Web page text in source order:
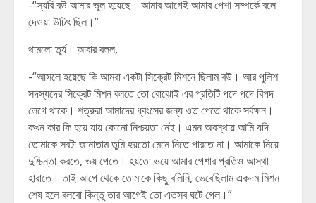
-“স্যরি বউ আমার ভুল হয়েছে। আমার আগেই আমার পেশা সম্পর্কে বলে
দেওয়া উচিৎ ছিল।”
থামলো তুর্য। আবার বলল,
-“আসলে হয়েছে কি আমরা একটা সিক্রেট মিশনে ছিলাম বউ। আর পুলিশ
সদস্যদের সিক্রেট মিশন বলতে তো বোঝোই এর প্রতিটি পদে পদে বিপদ
লেগে থাকে। শত্রুরা আমাদের ধ্বংসের জন্য ওত পেতে থাকে সর্বক্ষন।
কখন কার কি হয়ে যায় কোনো নিশ্চয়তা নেই। এমন অবস্থায় আমি যদি
তোমাকে সবটা জানাতাম তুমি হয়তো মেনে নিতে পারতে না। আমাকে নিয়ে
দুশ্চিন্তা করতে, ভয় পেতে। হয়তো ভয়ে আমার পেশার প্রতিও আস্থা
হারাতে। তাই আগে থেকে তোমাকে কিছু বলিনি, ভেবেছিলাম একদম মিশন
শেষ হলে বলবো কিন্তু তার আগেই তো এতসব ঘটে গেল।”